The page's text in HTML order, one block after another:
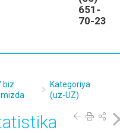
651-
70-23
biz
Kategoriya
(uz-UZ)